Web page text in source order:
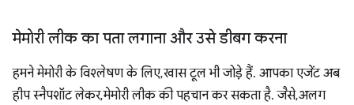
मेमोरी लीक का पता लगाना और उसे डीबग करना
हमने मेमोरी के विश्लेषण के लिए, खास टूल भी जोड़े हैं. आपका एजेंट अब
हीप स्नैपशॉट लेकर, मेमोरी लीक की पहचान कर सकता है. जैसे, अलग